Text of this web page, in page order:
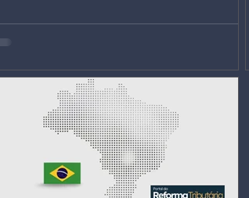
que é neutralidade: a importância da
única e universal